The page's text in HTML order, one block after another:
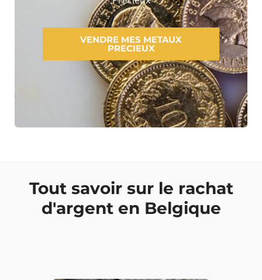
VENDRE MES METAUX
PRECIEUX
Tout savoir sur le rachat
d'argent en Belgique